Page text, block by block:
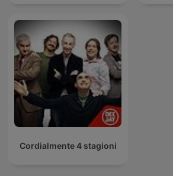
Cordialmente 4 stagioni